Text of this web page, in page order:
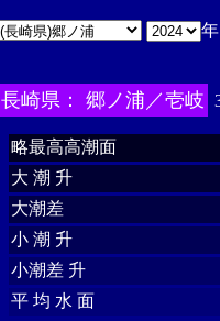
年
長崎県： 郷ノ浦／壱岐
略最高高潮面
大 潮 升
大潮差
小 潮 升
小潮差 升
平 均 水 面